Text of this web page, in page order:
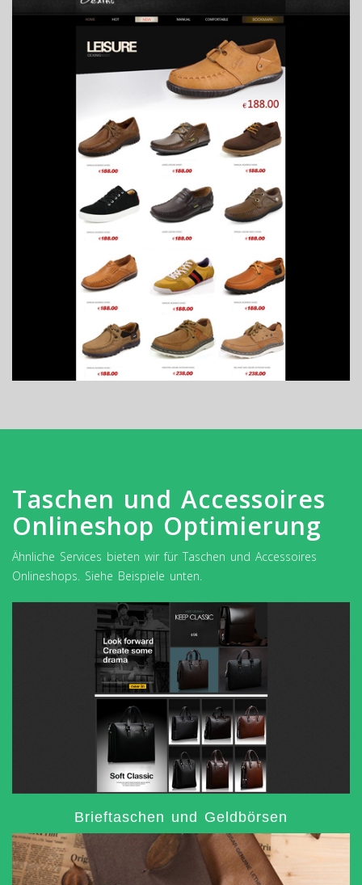
Taschen und Accessoires
Onlineshop Optimierung
Ähnliche Services bieten wir für Taschen und Accessoires
Onlineshops. Siehe Beispiele unten.
Brieftaschen und Geldbörsen